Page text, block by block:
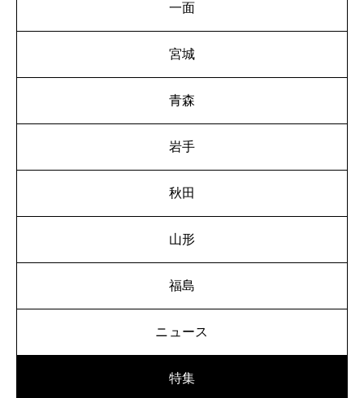
一面
宮城
青森
岩手
秋田
山形
福島
ニュース
特集